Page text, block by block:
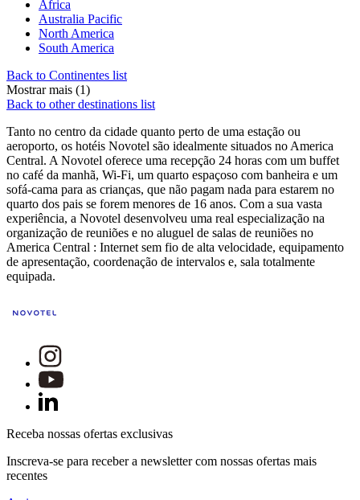
Africa
Australia Pacific
North America
South America
Back to Continentes list
Mostrar mais (1)
Back to other destinations list
Tanto no centro da cidade quanto perto de uma estação ou
aeroporto, os hotéis Novotel são idealmente situados no America
Central. A Novotel oferece uma recepção 24 horas com um buffet
no café da manhã, Wi-Fi, um quarto espaçoso com banheira e um
sofá-cama para as crianças, que não pagam nada para estarem no
quarto dos pais se forem menores de 16 anos. Com a sua vasta
experiência, a Novotel desenvolveu uma real especialização na
organização de reuniões e no aluguel de salas de reuniões no
America Central : Internet sem fio de alta velocidade, equipamento
de apresentação, coordenação de intervalos e, sala totalmente
equipada.
Receba nossas ofertas exclusivas
Inscreva-se para receber a newsletter com nossas ofertas mais
recentes